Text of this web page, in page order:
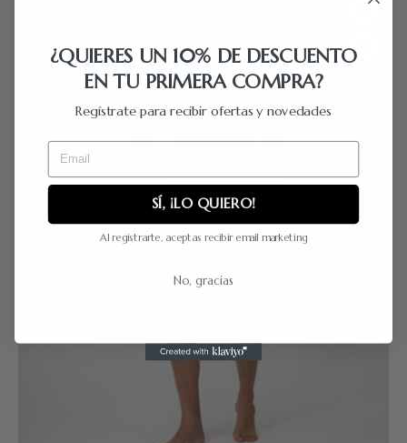
¿QUIERES UN 10% DE DESCUENTO
EN TU PRIMERA COMPRA?
Regístrate para recibir ofertas y novedades
Email
SÍ, ¡LO QUIERO!
Al registrarte, aceptas recibir email marketing
No, gracias